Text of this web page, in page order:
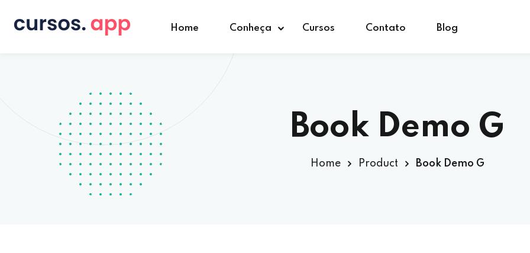
Home Conheça Cursos Contato Blog
Book Demo G
Home Product Book Demo G